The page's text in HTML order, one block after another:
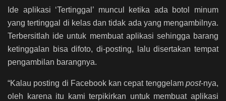
Ide aplikasi ‘Tertinggal’ muncul ketika ada botol minum
yang tertinggal di kelas dan tidak ada yang mengambilnya.
Terbersitlah ide untuk membuat aplikasi sehingga barang
ketinggalan bisa difoto, di-posting, lalu disertakan tempat
pengambilan barangnya.
“Kalau posting di Facebook kan cepat tenggelam post-nya,
oleh karena itu kami terpikirkan untuk membuat aplikasi